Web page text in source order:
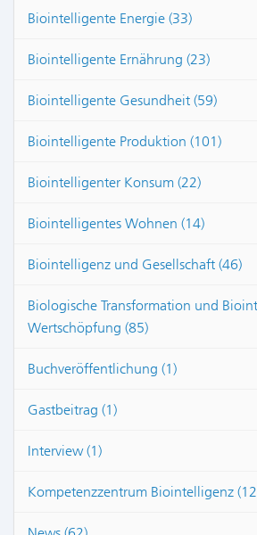
Biointelligente Energie (33)
Biointelligente Ernährung (23)
Biointelligente Gesundheit (59)
Biointelligente Produktion (101)
Biointelligenter Konsum (22)
Biointelligentes Wohnen (14)
Biointelligenz und Gesellschaft (46)
Biologische Transformation und
Wertschöpfung (85)
Buchveröffentlichung (1)
Gastbeitrag (1)
Interview (1)
Kompetenzzentrum Biointelligenz